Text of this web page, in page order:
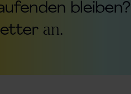
bleiben?
an.